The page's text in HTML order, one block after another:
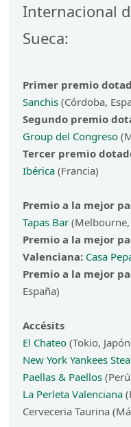
Internacional
Sueca:
Primer premio
Sanchis (Córdoba,
Segundo premio
Group del Congreso
Tercer premio
Ibérica (Francia)
Premio a la mejor
Tapas Bar
Premio a la mejor
Valenciana: Casa
Premio a la mejor
España)
Accésits
El Chateo (Tokio,
New York Yankees
Paellas & Paellos
La Perleta Valenciana
Cerveceria Taurina